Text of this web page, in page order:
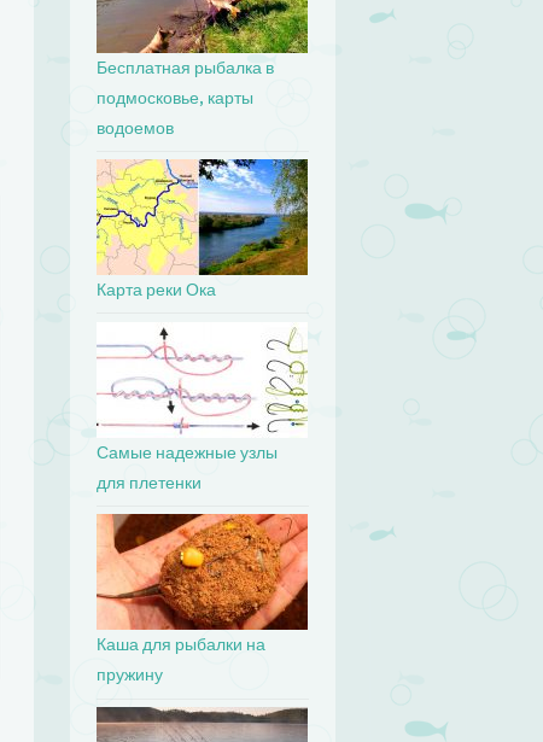
Бесплатная рыбалка в
подмосковье, карты
водоемов
Карта реки Ока
Самые надежные узлы
для плетенки
Каша для рыбалки на
пружину